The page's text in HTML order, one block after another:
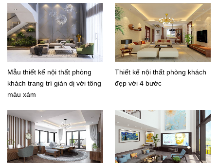
Mẫu thiết kế nội thất phòng
khách trang trí giản dị với tông
màu xám
Thiết kế nội thất phòng khách
đẹp với 4 bước